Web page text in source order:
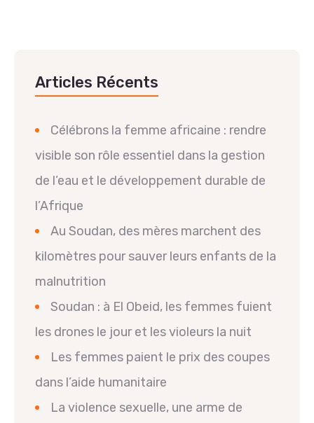
Articles Récents
Célébrons la femme africaine : rendre
visible son rôle essentiel dans la gestion
de l’eau et le développement durable de
l’Afrique
Au Soudan, des mères marchent des
kilomètres pour sauver leurs enfants de la
malnutrition
Soudan : à El Obeid, les femmes fuient
les drones le jour et les violeurs la nuit
Les femmes paient le prix des coupes
dans l’aide humanitaire
La violence sexuelle, une arme de